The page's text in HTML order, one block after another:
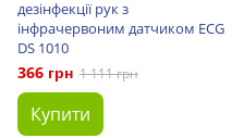
дезінфекції рук з
інфрачервоним датчиком ECG
DS 1010
366 грн 1 111 грн
Купити